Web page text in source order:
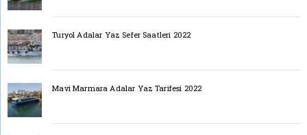
Turyol Adalar Yaz Sefer Saatleri 2022
Mavi Marmara Adalar Yaz Tarifesi 2022